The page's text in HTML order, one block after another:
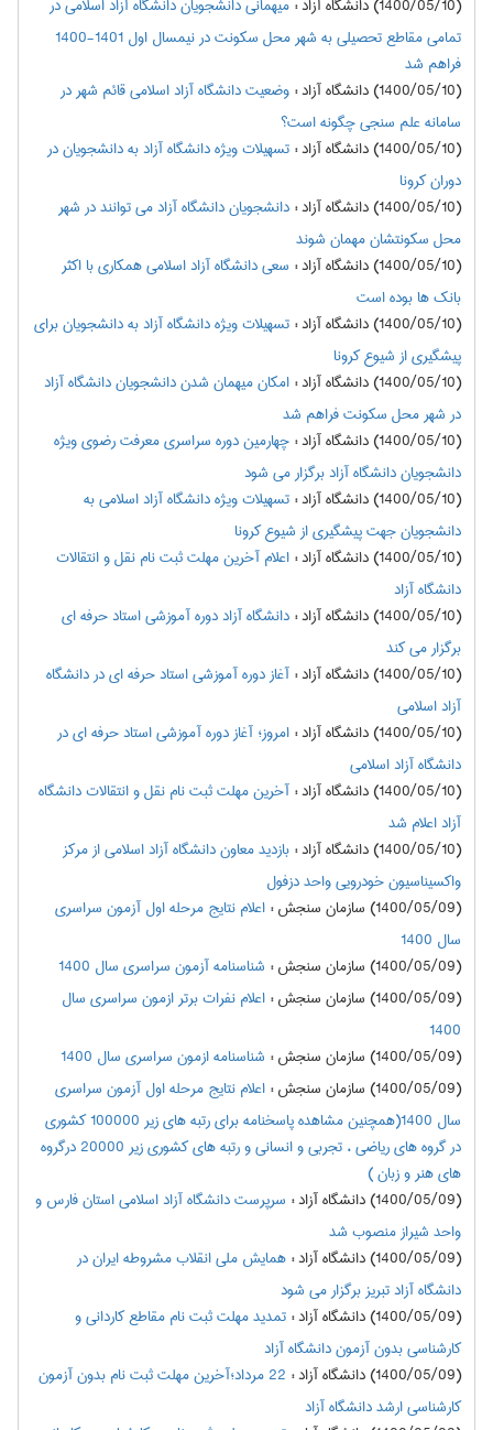
تمامی مقاطع تحصیلی به شهر محل سکونت در نیمسال اول 1401-1400
فراهم شد
(1400/05/10) دانشگاه آزاد
:وضعیت دانشگاه آزاد اسلامی قائم شهر در
سامانه علم سنجی چگونه است؟
(1400/05/10) دانشگاه آزاد
:تسهیلات ویژه دانشگاه آزاد به دانشجویان در
دوران کرونا
(1400/05/10) دانشگاه آزاد
:دانشجویان دانشگاه آزاد می توانند در شهر
محل سکونتشان مهمان شوند
(1400/05/10) دانشگاه آزاد
: سعی دانشگاه آزاد اسلامی همکاری با اکثر
بانک ها بوده است
(1400/05/10) دانشگاه آزاد
:تسهیلات ویژه دانشگاه آزاد به دانشجویان برای
پیشگیری از شیوع کرونا
(1400/05/10) دانشگاه آزاد
:امکان میهمان شدن دانشجویان دانشگاه آزاد
در شهر محل سکونت فراهم شد
(1400/05/10) دانشگاه آزاد
:چهارمین دوره سراسری معرفت رضوی ویژه
دانشجویان دانشگاه آزاد برگزار می شود
(1400/05/10) دانشگاه آزاد
:تسهیلات ویژه دانشگاه آزاد اسلامی به
دانشجویان جهت پیشگیری از شیوع کرونا
(1400/05/10) دانشگاه آزاد
:اعلام آخرین مهلت ثبت نام نقل و انتقالات
دانشگاه آزاد
(1400/05/10) دانشگاه آزاد
:دانشگاه آزاد دوره آموزشی استاد حرفه ای
برگزار می کند
(1400/05/10) دانشگاه آزاد
:آغاز دوره آموزشی استاد حرفه ای در دانشگاه
آزاد اسلامی
(1400/05/10) دانشگاه آزاد
:امروز؛ آغاز دوره آموزشی استاد حرفه ای در
دانشگاه آزاد اسلامی
(1400/05/10) دانشگاه آزاد
:آخرین مهلت ثبت نام نقل و انتقالات دانشگاه
آزاد اعلام شد
(1400/05/10) دانشگاه آزاد
:بازدید معاون دانشگاه آزاد اسلامی از مرکز
واکسیناسیون خودرویی واحد دزفول
(1400/05/09) سازمان سنجش
:اعلام نتايج مرحله اول آزمون سراسري
سال 1400
(1400/05/09) سازمان سنجش
: شناسنامه آزمون سراسری سال 1400
(1400/05/09) سازمان سنجش
:اعلام نفرات برتر ازمون سراسري سال
1400
(1400/05/09) سازمان سنجش
: شناسنامه ازمون سراسري سال 1400
(1400/05/09) سازمان سنجش
:اعلام نتايج مرحله اول آزمون سراسري
سال 1400(همچنین مشاهده پاسخنامه برای رتبه های زیر 100000 کشوری
در گروه های ریاضی ، تجربی و انسانی و رتبه های کشوری زیر 20000 درگروه
های هنر و زبان )
(1400/05/09) دانشگاه آزاد
: سرپرست دانشگاه آزاد اسلامی استان فارس و
واحد شیراز منصوب شد
(1400/05/09) دانشگاه آزاد
:همایش ملی انقلاب مشروطه ایران در
دانشگاه آزاد تبریز برگزار می شود
(1400/05/09) دانشگاه آزاد
:تمدید مهلت ثبت نام مقاطع کاردانی و
کارشناسی بدون آزمون دانشگاه آزاد
(1400/05/09) دانشگاه آزاد
:
22 مرداد؛آخرین مهلت ثبت نام بدون آزمون
کارشناسی ارشد دانشگاه آزاد